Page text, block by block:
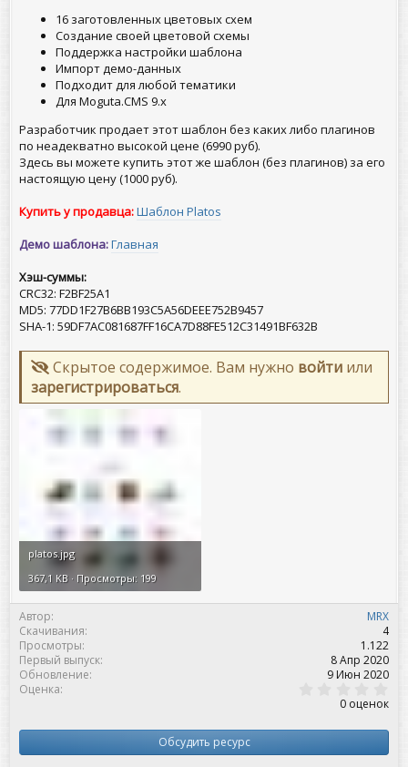
16 заготовленных цветовых схем
Создание своей цветовой схемы
Поддержка настройки шаблона
Импорт демо-данных
Подходит для любой тематики
Для Moguta.CMS 9.x
Разработчик продает этот шаблон без каких либо плагинов
по неадекватно высокой цене (6990 руб).
Здесь вы можете купить этот же шаблон (без плагинов) за его
настоящую цену (1000 руб).
Купить у продавца:Шаблон Platos
Демо шаблона:Главная
Хэш-суммы:
CRC32: F2BF25A1
MD5: 77DD1F27B6BB193C5A56DEEE752B9457
SHA-1: 59DF7AC081687FF16CA7D88FE512C31491BF632B
Скрытое содержимое. Вам нужно войти или
зарегистрироваться.
platos.jpg
367,1 KB · Просмотры: 199
Автор
MRX
Скачивания
4
Просмотры
1.122
Первый выпуск
8 Апр 2020
Обновление
9 Июн 2020
Оценка
,
0
в
0 оценок
Обсудить ресурс